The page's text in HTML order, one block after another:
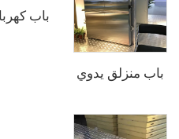
يدوي
باب كهربائي منزلق